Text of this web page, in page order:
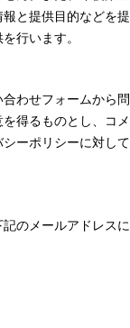
と提供目的などを提
行います。
わせフォームから問
得るものとし、コメ
ーポリシーに対して
のメールアドレスに